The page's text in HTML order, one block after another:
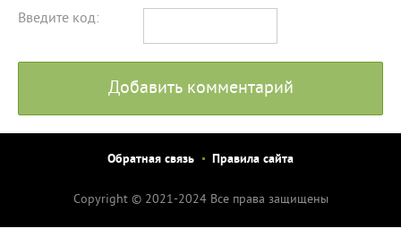
Введите код:
Добавить комментарий
Обратная связь Правила сайта
Copyright © 2021-2024 Все права защищены